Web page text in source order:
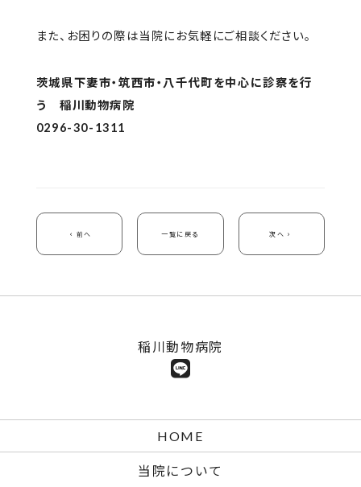
また、お困りの際は当院にお気軽にご相談ください。
茨城県下妻市・筑西市・八千代町を中心に診察を行
う 稲川動物病院
0296-30-1311
前へ 一覧に戻る 次へ
稲川動物病院
HOME
当院について